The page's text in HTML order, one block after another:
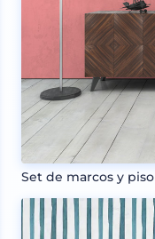
Set de marcos y piso